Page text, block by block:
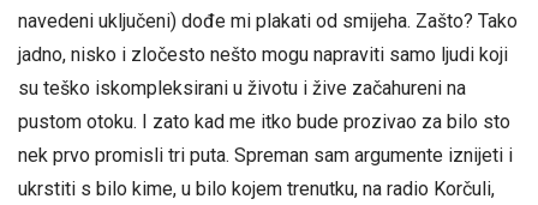
navedeni uključeni) dođe mi plakati od smijeha. Zašto? Tako
jadno, nisko i zločesto nešto mogu napraviti samo ljudi koji
su teško iskompleksirani u životu i žive začahureni na
pustom otoku. I zato kad me itko bude prozivao za bilo sto
nek prvo promisli tri puta. Spreman sam argumente iznijeti i
ukrstiti s bilo kime, u bilo kojem trenutku, na radio Korčuli,